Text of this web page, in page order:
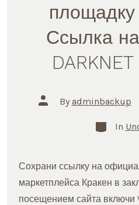
Ссылка
Post
author
By adminbackup
Categories
In
Сохрани ссылку на
маркетплейса Кракен в
посещением сайта включи